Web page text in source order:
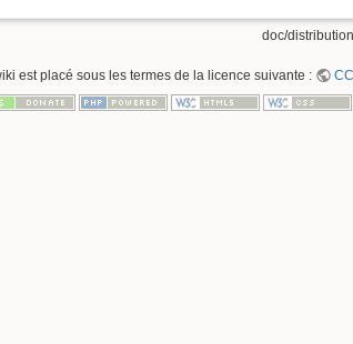
doc/
est placé sous les termes de la licence suivante :